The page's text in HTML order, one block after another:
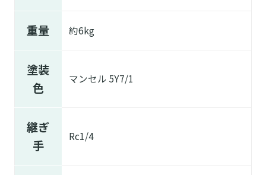
重量 約6kg
塗装
色
マンセル 5Y7/1
継ぎ
手
Rc1/4